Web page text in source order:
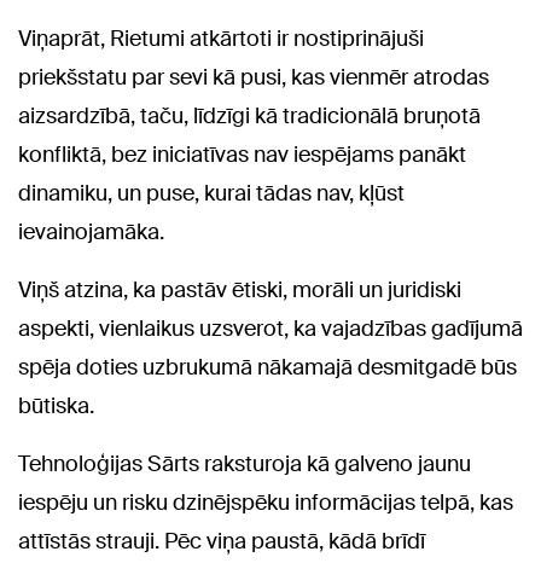
Viņaprāt, Rietumi atkārtoti ir nostiprinājuši
priekšstatu par sevi kā pusi, kas vienmēr atrodas
aizsardzībā, taču, līdzīgi kā tradicionālā bruņotā
konfliktā, bez iniciatīvas nav iespējams panākt
dinamiku, un puse, kurai tādas nav, kļūst
ievainojamāka.
Viņš atzina, ka pastāv ētiski, morāli un juridiski
aspekti, vienlaikus uzsverot, ka vajadzības gadījumā
spēja doties uzbrukumā nākamajā desmitgadē būs
būtiska.
Tehnoloģijas Sārts raksturoja kā galveno jaunu
iespēju un risku dzinējspēku informācijas telpā, kas
attīstās strauji. Pēc viņa paustā, kādā brīdī